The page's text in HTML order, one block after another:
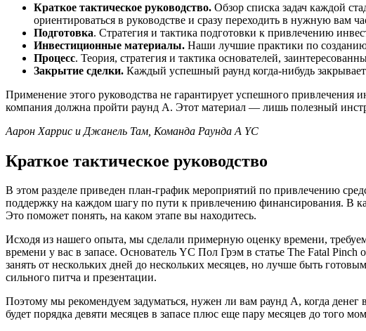
Краткое тактическое руководство. Обзор списка задач каждой
ориентироваться в руководстве и сразу переходить в нужную вам
Подготовка. Стратегия и тактика подготовки к привлечению
Инвестиционные материалы. Наши лучшие практики по
Процесс. Теория, стратегия и тактика основателей,
Закрытие сделки. Каждый успешный раунд когда-нибудь
Применение этого руководства не гарантирует успешного привлечения
компания должна пройти раунд А. Этот материал — лишь полезный
Аарон Харрис и Джанель Там, Команда Раунда А YC
Краткое тактическое руководство
В этом разделе приведен план-график мероприятий по привлечению
поддержку на каждом шагу по пути к привлечению финансирования. В
Это поможет понять, на каком этапе вы находитесь.
Исходя из нашего опыта, мы сделали примерную оценку времени,
времени у вас в запасе. Основатель YC Пол Грэм в статье The Fatal
занять от нескольких дней до нескольких месяцев, но лучше быть
сильного питча и презентации.
Поэтому мы рекомендуем задуматься, нужен ли вам раунд A, когда денег
будет порядка девяти месяцев в запасе плюс еще пару месяцев до того